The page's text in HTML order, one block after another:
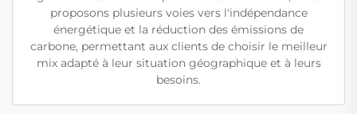
proposons plusieurs voies vers l'indépendance
énergétique et la réduction des émissions de
carbone, permettant aux clients de choisir le meilleur
mix adapté à leur situation géographique et à leurs
besoins.